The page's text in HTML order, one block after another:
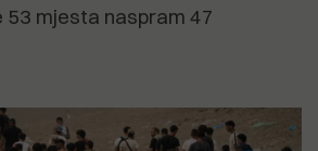
53 mjesta naspram 47